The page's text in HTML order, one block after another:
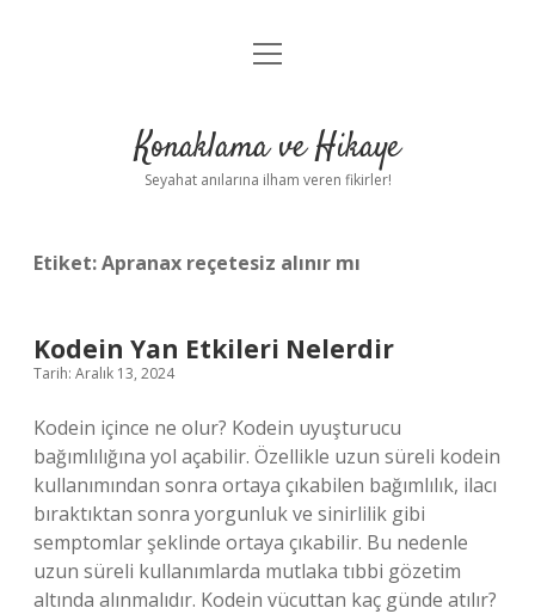
Anasayfa
Yasal Uyarı
menüyü
Konaklama ve Hikaye
Seyahat anılarına ilham veren fikirler!
Etiket:Apranax reçetesiz alınır mı
Kodein Yan Etkileri Nelerdir
Tarih: Aralık 13, 2024
Kodein içince ne olur? Kodein uyuşturucu
bağımlılığına yol açabilir. Özellikle uzun süreli kodein
kullanımından sonra ortaya çıkabilen bağımlılık, ilacı
bıraktıktan sonra yorgunluk ve sinirlilik gibi
semptomlar şeklinde ortaya çıkabilir. Bu nedenle
uzun süreli kullanımlarda mutlaka tıbbi gözetim
altında alınmalıdır. Kodein vücuttan kaç günde atılır?